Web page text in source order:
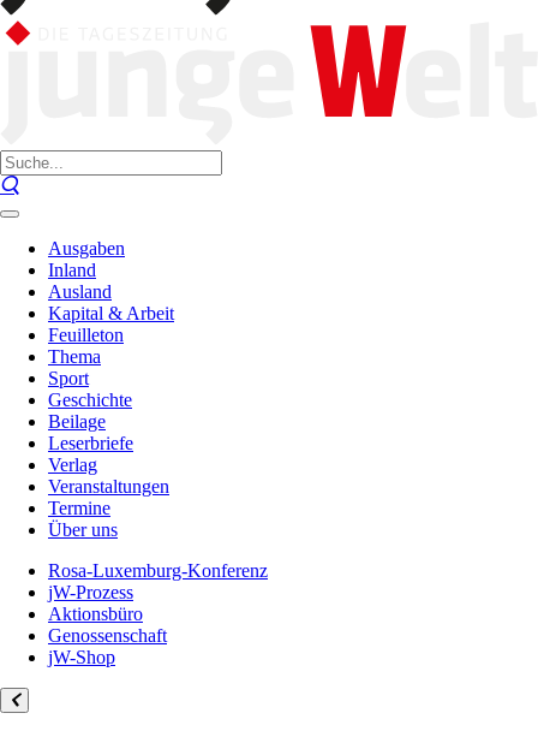
Ausgaben
Inland
Ausland
Kapital & Arbeit
Feuilleton
Thema
Sport
Geschichte
Beilage
Leserbriefe
Verlag
Veranstaltungen
Termine
Über uns
Rosa-Luxemburg-Konferenz
jW-Prozess
Aktionsbüro
Genossenschaft
jW-Shop